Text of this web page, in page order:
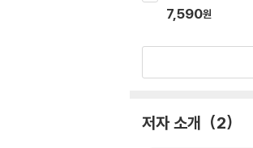
7,590원
저자 소개 2